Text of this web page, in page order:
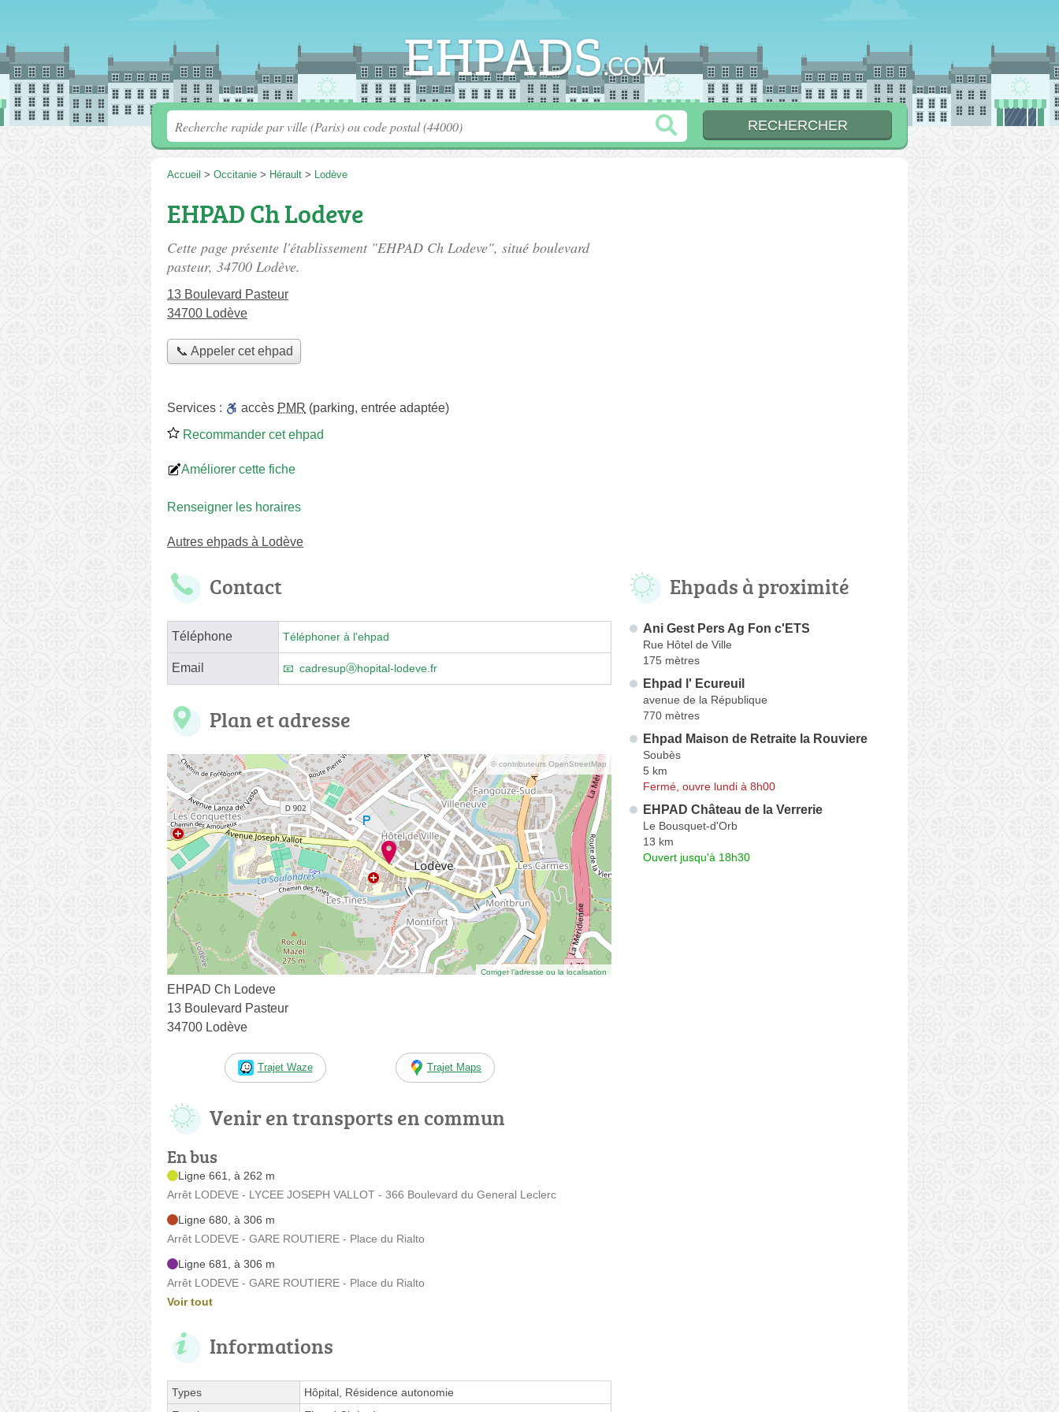
Accueil > Occitanie > Hérault > Lodève
EHPAD Ch Lodeve
Cette page présente l'établissement "EHPAD Ch Lodeve", situé boulevard
pasteur, 34700 Lodève.
13 Boulevard Pasteur
34700 Lodève
📞 Appeler cet ehpad
Services : accès PMR (parking, entrée adaptée)
Recommander cet ehpad
Améliorer cette fiche
Renseigner les horaires
Autres ehpads à Lodève
Contact
Téléphone Téléphoner à l'ehpad
Email cadresupⓐhopital-lodeve.fr
Plan et adresse
© contributeurs OpenStreetMap
Corriger l’adresse ou la localisation
EHPAD Ch Lodeve
13 Boulevard Pasteur
34700 Lodève
Trajet Waze Trajet Maps
Venir en transports en commun
En bus
Ligne 661, à 262 m
Arrêt LODEVE - LYCEE JOSEPH VALLOT - 366 Boulevard du General Leclerc
Ligne 680, à 306 m
Arrêt LODEVE - GARE ROUTIERE - Place du Rialto
Ligne 681, à 306 m
Arrêt LODEVE - GARE ROUTIERE - Place du Rialto
Voir tout
Informations
Types
Hôpital, Résidence autonomie
Ehpads à proximité
Ani Gest Pers Ag Fon c'ETS
Rue Hôtel de Ville
175 mètres
Ehpad l' Ecureuil
avenue de la République
770 mètres
Ehpad Maison de Retraite la Rouviere
Soubès
5 km
Fermé, ouvre lundi à 8h00
EHPAD Château de la Verrerie
Le Bousquet-d'Orb
13 km
Ouvert jusqu'à 18h30